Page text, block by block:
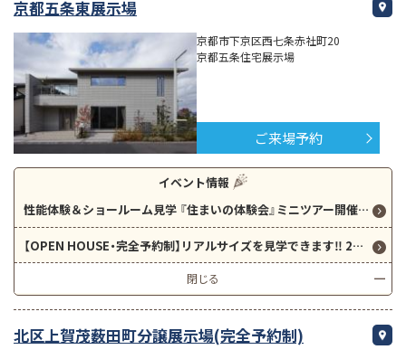
京都五条東展示場
京都市下京区西七条赤社町20
京都五条住宅展示場
ご来場予約
イベント情報
性能体験＆ショールーム見学 『住まいの体験会』ミニツアー開催！！
【OPEN HOUSE・完全予約制】リアルサイズを見学できます‼ 2階建てグランスマート‼
閉じる
北区上賀茂薮田町分譲展示場(完全予約制)